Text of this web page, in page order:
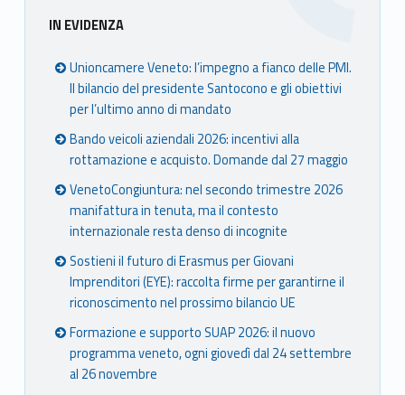
Sidebar
IN EVIDENZA
Unioncamere Veneto: l’impegno a fianco delle PMI.
Il bilancio del presidente Santocono e gli obiettivi
per l’ultimo anno di mandato
Bando veicoli aziendali 2026: incentivi alla
rottamazione e acquisto. Domande dal 27 maggio
VenetoCongiuntura: nel secondo trimestre 2026
manifattura in tenuta, ma il contesto
internazionale resta denso di incognite
Sostieni il futuro di Erasmus per Giovani
Imprenditori (EYE): raccolta firme per garantirne il
riconoscimento nel prossimo bilancio UE
Formazione e supporto SUAP 2026: il nuovo
programma veneto, ogni giovedì dal 24 settembre
al 26 novembre